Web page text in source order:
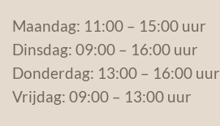
Maandag: 11:00 – 15:00 uur
Dinsdag: 09:00 – 16:00 uur
Donderdag: 13:00 – 16:00 uur
Vrijdag: 09:00 – 13:00 uur